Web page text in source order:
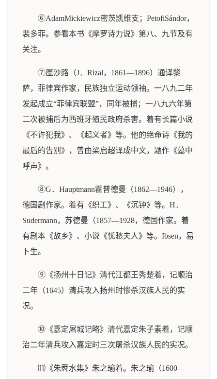
⑥AdamMickiewicz密茨凯维支；PetofiSándor，
裴多菲。参看本书《摩罗诗力说》第八、九节及有
关注。
⑦厘沙路（J．Rizal，1861—1896）通译黎
萨，菲律宾作家，民族独立运动领袖。一八九二年
发起成立“菲律宾联盟”，同年被捕；一八九六年第
二次被捕后为西班牙殖民政府杀害。着有长篇小说
《不许犯我》、《起义者》等。他的绝命诗《我的
最后的告别》，曾由梁启超译成中文，题作《墓中
呼声》。
⑧G．Hauptmann霍普德曼（1862—1946），
德国剧作家。着有《织工》、《沉钟》等。H．
Sudermann，苏德曼（1857—1928，德国作家。着
有剧本《故乡》、小说《忧愁夫人》等。Ibsen，易
卜生。
⑨《扬州十日记》清代江都王秀楚着，记顺治
二年（1645）清兵攻入扬州时惨杀汉族人民的实
况。
⑩《嘉定屠城记略》清代嘉定朱子素着，记顺
治二年清兵攻入嘉定时三次屠杀汉族人民的实况。
⑾《朱舜水集》朱之瑜着。朱之瑜（1600—